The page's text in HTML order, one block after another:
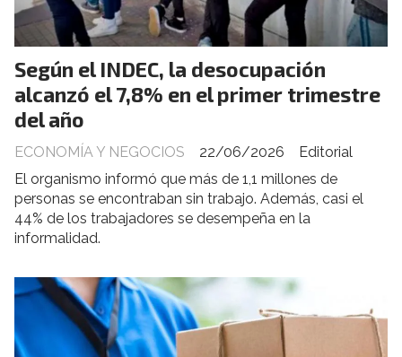
Según el INDEC, la desocupación
alcanzó el 7,8% en el primer trimestre
del año
Editorial
ECONOMÍA Y NEGOCIOS
22/06/2026
El organismo informó que más de 1,1 millones de
personas se encontraban sin trabajo. Además, casi el
44% de los trabajadores se desempeña en la
informalidad.